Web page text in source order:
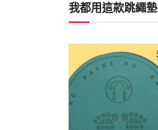
我都用這款跳繩墊